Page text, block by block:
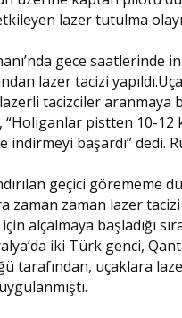
lazer tutulma
gece saatlerinde
lazer tacizi
tacizciler aranmaya
“Holiganlar pistten 10-
indirmeyi başardı” dedi.
geçici görememe
zaman lazer tacizi
alçalmaya başladığı
iki Türk genci,
tarafından, uçaklara